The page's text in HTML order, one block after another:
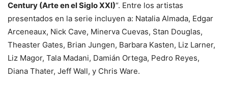
Century (Arte en el Siglo XXI)“. Entre los artistas
presentados en la serie incluyen a: Natalia Almada, Edgar
Arceneaux, Nick Cave, Minerva Cuevas, Stan Douglas,
Theaster Gates, Brian Jungen, Barbara Kasten, Liz Larner,
Liz Magor, Tala Madani, Damián Ortega, Pedro Reyes,
Diana Thater, Jeff Wall, y Chris Ware.